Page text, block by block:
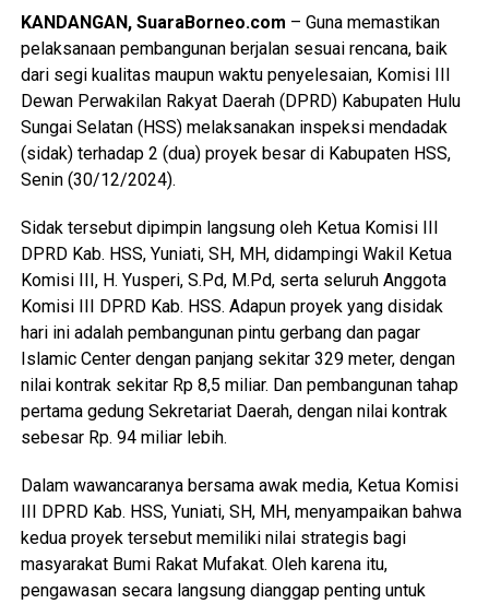
KANDANGAN, SuaraBorneo.com – Guna memastikan
pelaksanaan pembangunan berjalan sesuai rencana, baik
dari segi kualitas maupun waktu penyelesaian, Komisi III
Dewan Perwakilan Rakyat Daerah (DPRD) Kabupaten Hulu
Sungai Selatan (HSS) melaksanakan inspeksi mendadak
(sidak) terhadap 2 (dua) proyek besar di Kabupaten HSS,
Senin (30/12/2024).
Sidak tersebut dipimpin langsung oleh Ketua Komisi III
DPRD Kab. HSS, Yuniati, SH, MH, didampingi Wakil Ketua
Komisi III, H. Yusperi, S.Pd, M.Pd, serta seluruh Anggota
Komisi III DPRD Kab. HSS. Adapun proyek yang disidak
hari ini adalah pembangunan pintu gerbang dan pagar
Islamic Center dengan panjang sekitar 329 meter, dengan
nilai kontrak sekitar Rp 8,5 miliar. Dan pembangunan tahap
pertama gedung Sekretariat Daerah, dengan nilai kontrak
sebesar Rp. 94 miliar lebih.
Dalam wawancaranya bersama awak media, Ketua Komisi
III DPRD Kab. HSS, Yuniati, SH, MH, menyampaikan bahwa
kedua proyek tersebut memiliki nilai strategis bagi
masyarakat Bumi Rakat Mufakat. Oleh karena itu,
pengawasan secara langsung dianggap penting untuk